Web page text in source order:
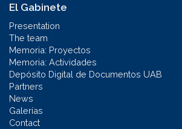
El Gabinete
Presentation
The team
Memoria: Proyectos
Memoria: Actividades
Depósito Digital de Documentos UAB
Partners
News
Galerías
Contact